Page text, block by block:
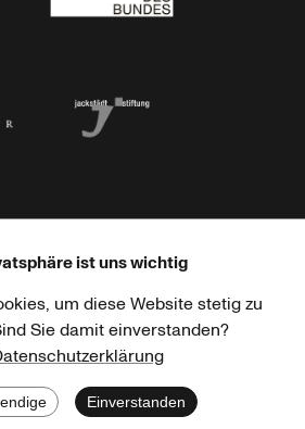
Goethe-Institut
ist uns wichtig
um diese Website stetig zu
Sie damit einverstanden?
Einverstanden